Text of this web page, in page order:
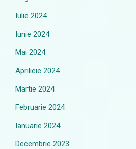
Iulie 2024
Iunie 2024
Mai 2024
Aprilieie 2024
Martie 2024
Februarie 2024
Ianuarie 2024
Decembrie 2023